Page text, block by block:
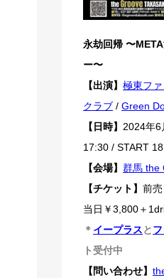
永劫回帰 〜
ー〜
【出演】 極東フ
クラブ / Green
【日時】 2024年6
17:30 / START
【会場】 群馬 the
【チケット】 前
当日￥3,800＋
＊ イープラスと
ト受付中
【問い合わせ】